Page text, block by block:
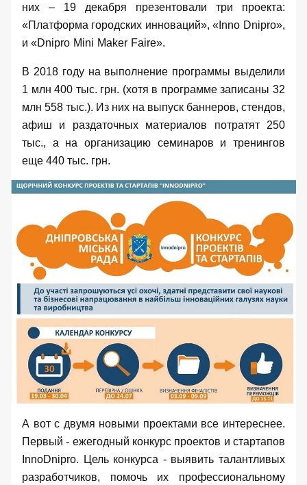
них – 19 декабря презентовали три проекта:
«Платформа городских инноваций», «Inno Dnipro»,
и «Dnipro Mini Maker Faire».
В 2018 году на выполнение программы выделили
1 млн 400 тыс. грн. (хотя в программе записаны 32
млн 558 тыс.). Из них на выпуск баннеров, стендов,
афиш и раздаточных материалов потратят 250
тыс., а на организацию семинаров и тренингов
еще 440 тыс. грн.
А вот с двумя новыми проектами все интереснее.
Первый - ежегодный конкурс проектов и стартапов
InnoDnipro. Цель конкурса - выявить талантливых
разработчиков, помочь их профессиональному